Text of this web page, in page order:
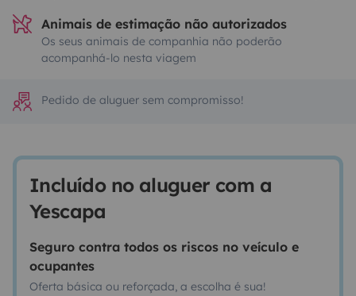
Animais de estimação não autorizados
Os seus animais de companhia não poderão
acompanhá-lo nesta viagem
Pedido de aluguer sem compromisso!
Incluído no aluguer com a
Yescapa
Seguro contra todos os riscos no veículo e
ocupantes
Oferta básica ou reforçada, a escolha é sua!